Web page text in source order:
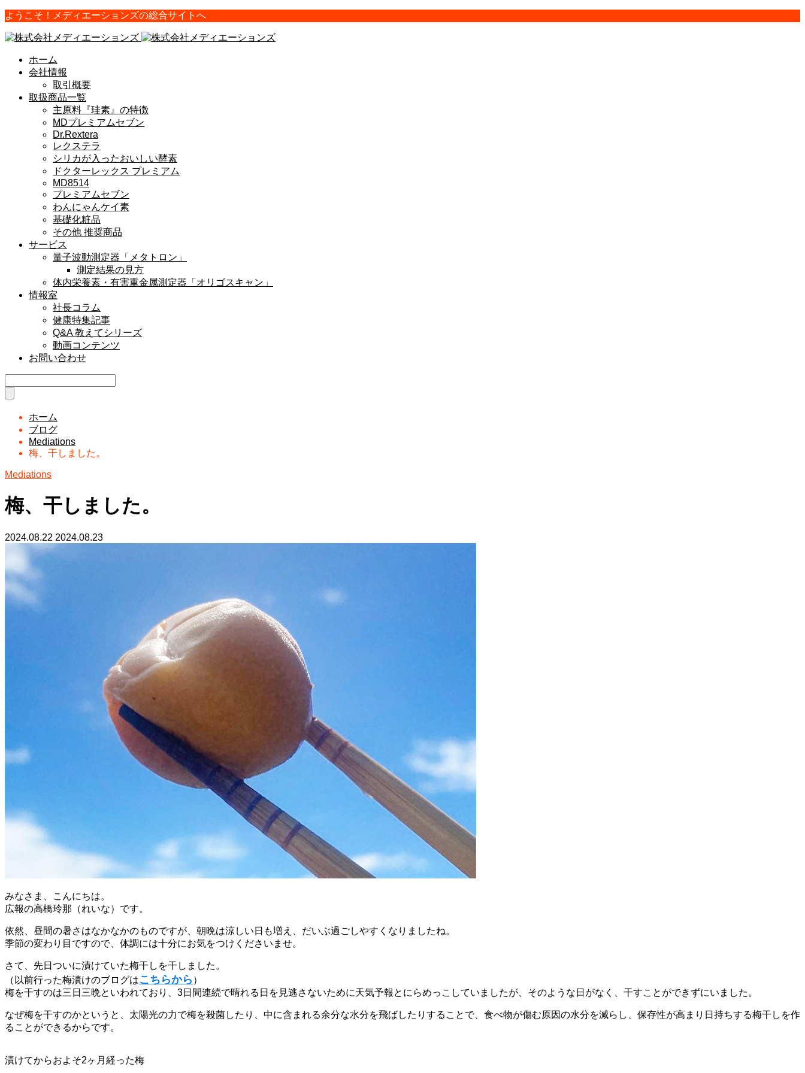
ようこそ！メディエーションズの総合サイトへ
ホーム
会社情報
取引概要
取扱商品一覧
主原料『珪素』の特徴
MDプレミアムセブン
Dr.Rextera
レクステラ
シリカが入ったおいしい酵素
ドクターレックス プレミアム
MD8514
プレミアムセブン
わんにゃんケイ素
基礎化粧品
その他 推奨商品
サービス
量子波動測定器「メタトロン」
測定結果の見方
体内栄養素・有害重金属測定器「オリゴスキャン」
情報室
社長コラム
健康特集記事
Q&A 教えてシリーズ
動画コンテンツ
お問い合わせ
ホーム
ブログ
Mediations
梅、干しました。
Mediations
梅、干しました。
2024.08.22 2024.08.23
みなさま、こんにちは。
広報の高橋玲那（れいな）です。
依然、昼間の暑さはなかなかのものですが、朝晩は涼しい日も増え、だいぶ過ごしやすくなりましたね。
季節の変わり目ですので、体調には十分にお気をつけくださいませ。
さて、先日ついに漬けていた梅干しを干しました。
（以前行った梅漬けのブログはこちらから ）
梅を干すのは三日三晩といわれており、3日間連続で晴れる日を見逃さないために天気予報とにらめっこしていましたが、そのような日がなく、干すことができずにいました。
なぜ梅を干すのかというと、太陽光の力で梅を殺菌したり、中に含まれる余分な水分を飛ばしたりすることで、食べ物が傷む原因の水分を減らし、保存性が高まり日持ちする梅干しを作
ることができるからです。
漬けてからおよそ2ヶ月経った梅